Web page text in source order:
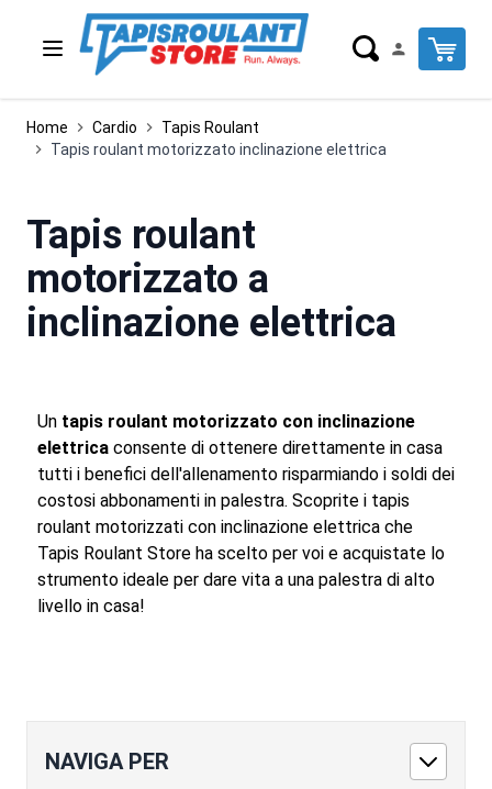
Salta al contenuto
Cart
Home Cardio
Tapis Roulant
Tapis roulant motorizzato inclinazione elettrica
Tapis roulant
motorizzato a
inclinazione elettrica
Un tapis roulant motorizzato con inclinazione
elettrica consente di ottenere direttamente in casa
tutti i benefici dell'allenamento risparmiando i soldi dei
costosi abbonamenti in palestra. Scoprite i tapis
roulant motorizzati con inclinazione elettrica che
Tapis Roulant Store ha scelto per voi e acquistate lo
strumento ideale per dare vita a una palestra di alto
livello in casa!
NAVIGA PER